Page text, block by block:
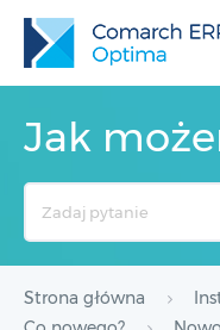
Jak
Strona główna